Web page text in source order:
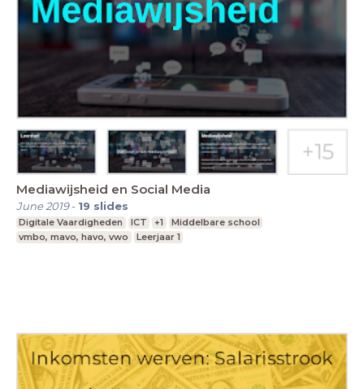
Mediawijsheid en Social Media
June 2019- 19 slides
Digitale Vaardigheden ICT +1
Middelbare school
vmbo, mavo, havo, vwo
Leerjaar 1